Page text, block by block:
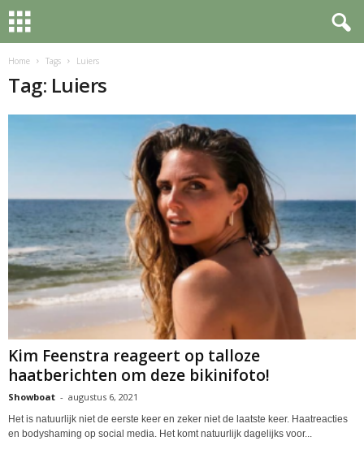
Home Tags Luiers
Tag: Luiers
Kim Feenstra reageert op talloze
haatberichten om deze bikinifoto!
Showboat - augustus 6, 2021
Het is natuurlijk niet de eerste keer en zeker niet de laatste keer. Haatreacties
en bodyshaming op social media. Het komt natuurlijk dagelijks voor...